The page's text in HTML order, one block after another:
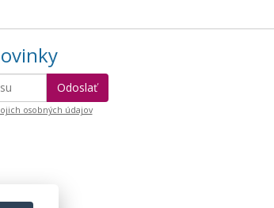
osobných údajov